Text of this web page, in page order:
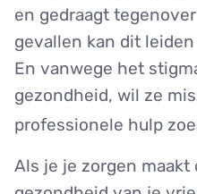
en gedraagt
gevallen kan dit
En vanwege het
gezondheid, wil ze
professionele hulp
Als je je zorgen